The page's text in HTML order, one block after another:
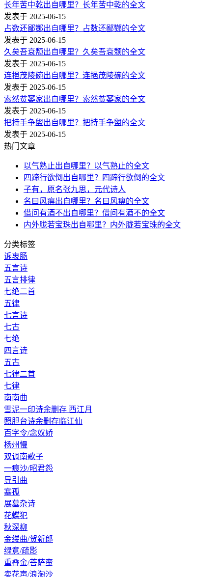
长年苦中乾出自哪里？长年苦中乾的全文
发表于 2025-06-15
占数还鄙酂出自哪里？占数还鄙酂的全文
发表于 2025-06-15
久矣吾衰颓出自哪里？久矣吾衰颓的全文
发表于 2025-06-15
连挹茂陵碗出自哪里？连挹茂陵碗的全文
发表于 2025-06-15
索然贫窭家出自哪里？索然贫窭家的全文
发表于 2025-06-15
把持手争盥出自哪里？把持手争盥的全文
发表于 2025-06-15
热门文章
以气熟止出自哪里？以气熟止的全文
四蹄行欲倒出自哪里？四蹄行欲倒的全文
子有，原名张九思，元代诗人
名曰风痹出自哪里？名曰风痹的全文
借问有酒不出自哪里？借问有酒不的全文
内外胧若宝珠出自哪里？内外胧若宝珠的全文
分类标签
诉衷肠
五言诗
五言排律
七绝二首
五律
七言诗
七古
七绝
四言诗
五古
七律二首
七律
南南曲
雪泥一印诗余删存 西江月
照胆台诗余删存临江仙
百字令/念奴娇
杨州慢
双调南歌子
一痕沙/昭君怨
导引曲
塞孤
展墓杂诗
花蝶犯
秋深柳
金缕曲/贺新郎
绿意/疏影
重叠金/菩萨蛮
卖花声/浪淘沙